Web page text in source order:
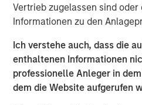
Vertrieb zugelassen sind oder
Informationen zu den
Ich verstehe auch, dass die
enthaltenen Informationen
professionelle Anleger in
dem die Website aufgerufen
Ecwid will help merchants to
are, whether on social media
experiences.
In addition, following the
success of theLightspeed